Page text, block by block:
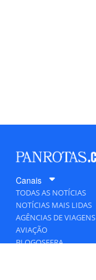
Canais
TODAS AS NOTÍCIAS
NOTÍCIAS MAIS LIDAS
AGÊNCIAS DE VIAGENS
AVIAÇÃO
BLOGOSFERA